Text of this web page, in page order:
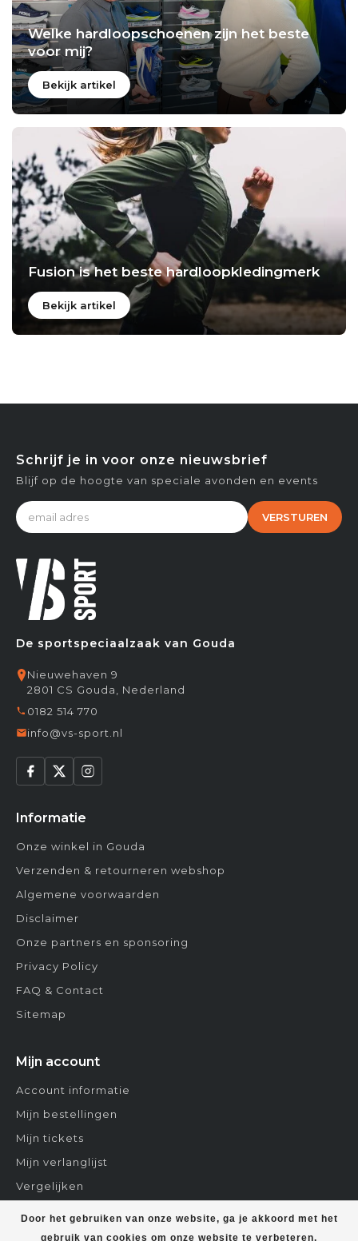
Welke hardloopschoenen zijn het beste
voor mij?
Bekijk artikel
Fusion is het beste hardloopkledingmerk
Bekijk artikel
Door het gebruiken van onze website, ga je akkoord met het
gebruik van cookies om onze website te verbeteren.
De sportspeciaalzaak van Gouda
Nieuwehaven 9
2801 CS Gouda, Nederland
0182 514 770
info@vs-sport.nl
Informatie
Onze winkel in Gouda
Verzenden & retourneren webshop
Algemene voorwaarden
Disclaimer
Onze partners en sponsoring
Privacy Policy
FAQ & Contact
Sitemap
Mijn account
Account informatie
Mijn bestellingen
Mijn tickets
Mijn verlanglijst
Vergelijken
Schrijf je in voor onze nieuwsbrief
Blijf op de hoogte van speciale avonden en events
VERSTUREN